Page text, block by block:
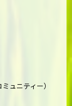
ュニティー）